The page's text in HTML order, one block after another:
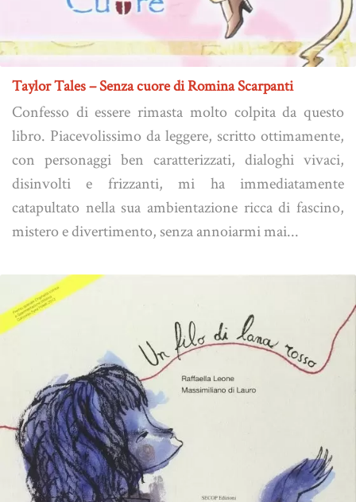
Taylor Tales – Senza cuore di Romina Scarpanti
Confesso di essere rimasta molto colpita da questo
libro. Piacevolissimo da leggere, scritto ottimamente,
con personaggi ben caratterizzati, dialoghi vivaci,
disinvolti e frizzanti, mi ha immediatamente
catapultato nella sua ambientazione ricca di fascino,
mistero e divertimento, senza annoiarmi mai...